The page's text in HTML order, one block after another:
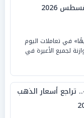
الذهب «عيار 14» نحو «3953 جنيهًا» في تعاملات اليوم
متوازنة لجميع الأعيرة في
30 جنيهاً».. تراجع أسعار الذهب